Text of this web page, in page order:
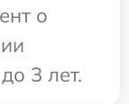
о
3 лет.